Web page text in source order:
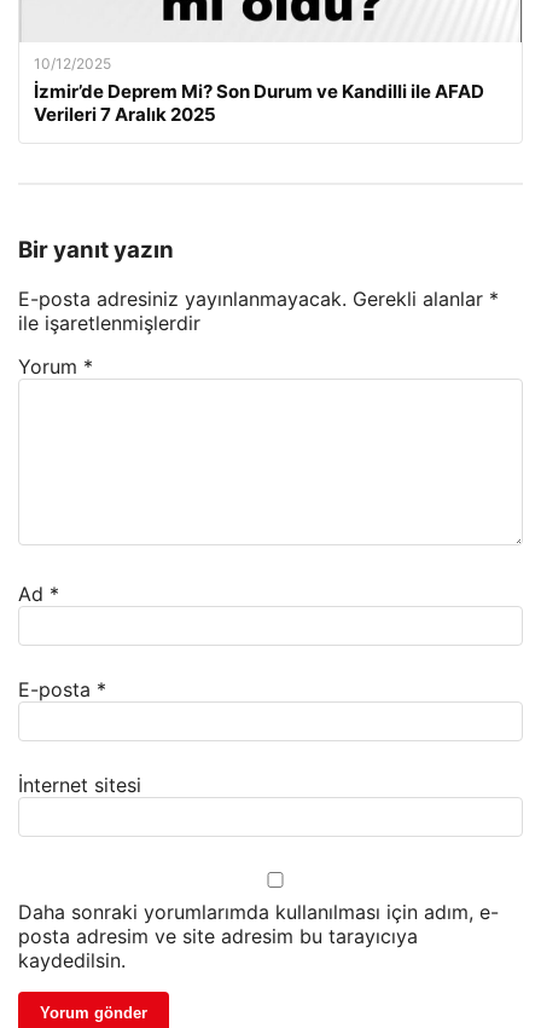
10/12/2025
İzmir’de Deprem Mi? Son Durum ve Kandilli ile AFAD
Verileri 7 Aralık 2025
Bir yanıt yazın
E-posta adresiniz yayınlanmayacak. Gerekli alanlar *
ile işaretlenmişlerdir
Yorum *
Ad *
E-posta *
İnternet sitesi
Daha sonraki yorumlarımda kullanılması için adım, e-
posta adresim ve site adresim bu tarayıcıya
kaydedilsin.